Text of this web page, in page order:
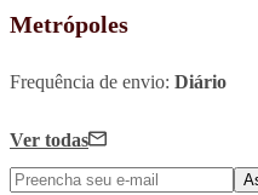
Metrópoles
Frequência de envio: Diário
Ver todas